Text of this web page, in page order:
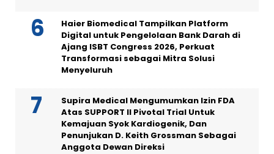
Haier Biomedical Tampilkan Platform
Digital untuk Pengelolaan Bank Darah di
Ajang ISBT Congress 2026, Perkuat
Transformasi sebagai Mitra Solusi
Menyeluruh
Supira Medical Mengumumkan Izin FDA
Atas SUPPORT II Pivotal Trial Untuk
Kemajuan Syok Kardiogenik, Dan
Penunjukan D. Keith Grossman Sebagai
Anggota Dewan Direksi